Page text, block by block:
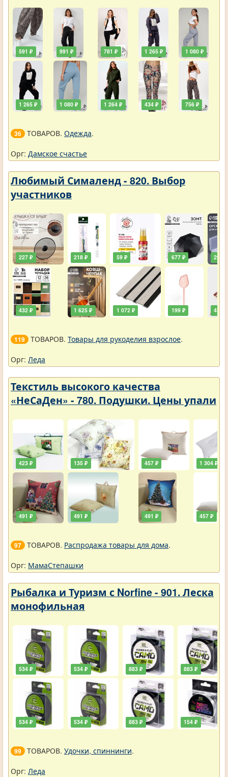
591 ₽
1 265 ₽
991 ₽
1 080 ₽
781 ₽
1 264 ₽
1 265 ₽
434 ₽
1 080 ₽
756 ₽
36 ТОВАРОВ. Одежда.
Орг: Дамское счастье
Любимый Сималенд - 820. Выбор
участников
227 ₽
432 ₽
218 ₽
1 625 ₽
59 ₽
1 072 ₽
677 ₽
199 ₽
290 ₽
432 ₽
119 ТОВАРОВ. Товары для рукоделия взрослое.
Орг: Леда
Текстиль высокого качества
«НеСаДен» - 780. Подушки. Цены упали
423 ₽
491 ₽
135 ₽
491 ₽
457 ₽
491 ₽
1 304 ₽
457 ₽
97 ТОВАРОВ. Распродажа товары для дома.
Орг: МамаСтепашки
Рыбалка и Туризм с Norfine - 901. Леска
монофильная
534 ₽
534 ₽
534 ₽
534 ₽
883 ₽
883 ₽
883 ₽
154 ₽
99 ТОВАРОВ. Удочки, спиннинги.
Орг: Леда